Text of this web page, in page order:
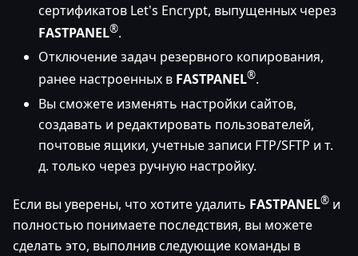
сертификатов Let's Encrypt, выпущенных через
FASTPANEL®.
Отключение задач резервного копирования,
ранее настроенных в FASTPANEL®.
Вы сможете изменять настройки сайтов,
создавать и редактировать пользователей,
почтовые ящики, учетные записи FTP/SFTP и т.
д. только через ручную настройку.
Если вы уверены, что хотите удалить FASTPANEL® и
полностью понимаете последствия, вы можете
сделать это, выполнив следующие команды в